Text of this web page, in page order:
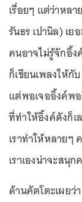
เรื่อยๆ แต่ว่าหล
รันธร เปานิล) เ
คนอาจไม่รู้จักอิ้ง
ก็เขียนเพลงให้กั
แต่พอเจออิ้งค์พ
ที่ทำให้อิ้งค์ดังก็เ
เราทำให้หลายๆ
เราเองน่าจะสนุก
ด้านคัตโตะเผยว่